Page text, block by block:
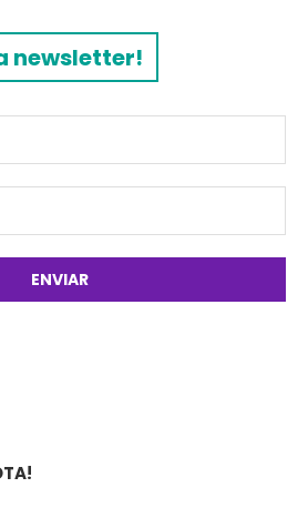
newsletter!